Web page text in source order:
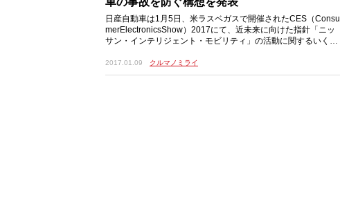
日産自動車は1月5日、米ラスベガスで開催されたCES（Consu
merElectronicsShow）2017にて、近未来に向けた指針「ニッ
サン・インテリジェント・モビリティ」の活動に関するいくつ
2017.01.09 クルマノミライ